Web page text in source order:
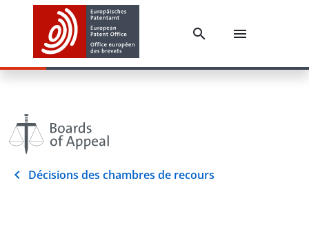
Décisions des chambres de recours